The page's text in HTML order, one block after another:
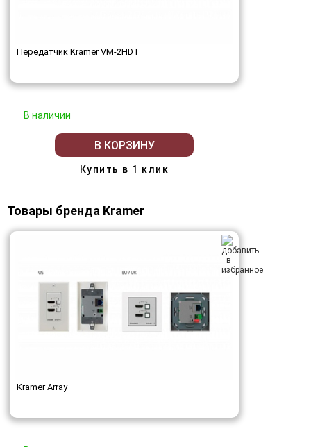
Передатчик Kramer VM-2HDT
В наличии
В КОРЗИНУ
Купить в 1 клик
Товары бренда Kramer
Kramer Array